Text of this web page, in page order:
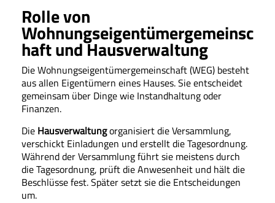
Rolle von
Wohnungseigentümergemeinsc
haft und Hausverwaltung
Die Wohnungseigentümergemeinschaft (WEG) besteht
aus allen Eigentümern eines Hauses. Sie entscheidet
gemeinsam über Dinge wie Instandhaltung oder
Finanzen.
Die Hausverwaltungorganisiert die Versammlung,
verschickt Einladungen und erstellt die Tagesordnung.
Während der Versammlung führt sie meistens durch
die Tagesordnung, prüft die Anwesenheit und hält die
Beschlüsse fest. Später setzt sie die Entscheidungen
um.